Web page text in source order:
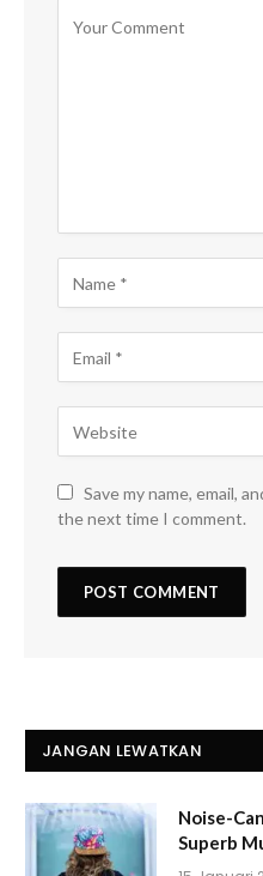
Save my name, email,
the next time I comment.
JANGAN LEWATKAN
Noise-
Superb